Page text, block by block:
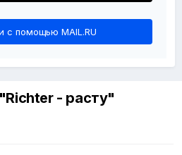
с помощью MAIL.RU
- расту"